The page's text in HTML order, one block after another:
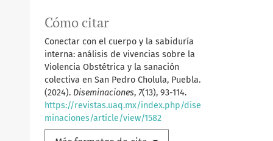
Cómo citar
Conectar con el cuerpo y la sabiduría
interna: análisis de vivencias sobre la
Violencia Obstétrica y la sanación
colectiva en San Pedro Cholula, Puebla.
(2024). Diseminaciones, 7(13), 93-114.
https://revistas.uaq.mx/index.php/dise
minaciones/article/view/1582